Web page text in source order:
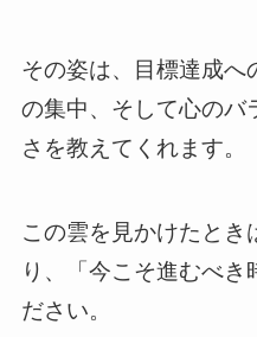
その姿は、目標達成へ
の集中、そして心のバ
さを教えてくれます。
この雲を見かけたとき
り、「今こそ進むべき
ださい。